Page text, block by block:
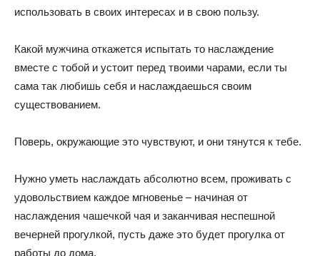
использовать в своих интересах и в свою пользу.
Какой мужчина откажется испытать то наслаждение
вместе с тобой и устоит перед твоими чарами, если ты
сама так любишь себя и наслаждаешься своим
существованием.
Поверь, окружающие это чувствуют, и они тянутся к тебе.
Нужно уметь наслаждать абсолютно всем, проживать с
удовольствием каждое мгновенье – начиная от
наслаждения чашечкой чая и заканчивая неспешной
вечерней прогулкой, пусть даже это будет прогулка от
работы до дома.